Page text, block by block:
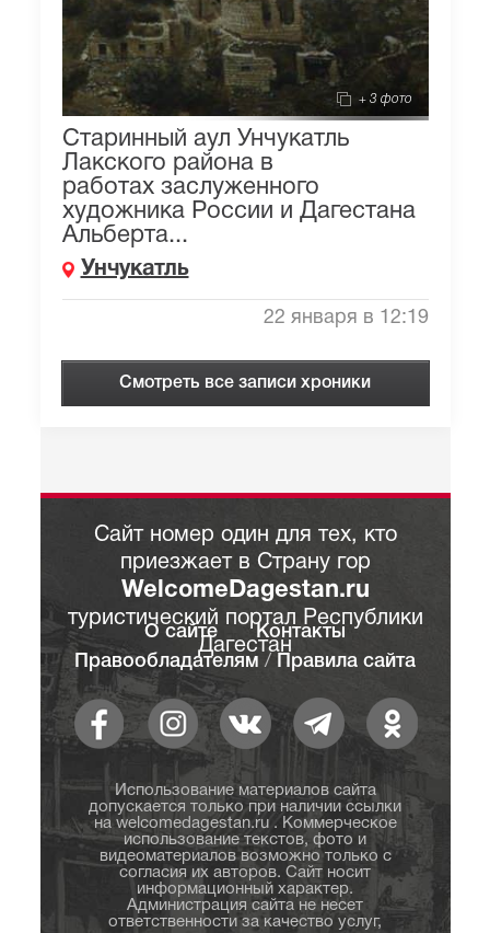
+ 3 фото
Старинный аул Унчукатль
Лакского района в
работах заслуженного
художника России и Дагестана
Альберта...
Унчукатль
22 января в 12:19
Смотреть все записи хроники
Сайт номер один для тех, кто
приезжает в Страну гор
WelcomeDagestan.ru
туристический портал Республики
Дагестан
О сайте
Контакты
Правообладателям / Правила сайта
Использование материалов сайта
допускается только при наличии ссылки
на welcomedagestan.ru . Коммерческое
использование текстов, фото и
видеоматериалов возможно только с
согласия их авторов. Сайт носит
информационный характер.
Администрация сайта не несет
ответственности за качество услуг,